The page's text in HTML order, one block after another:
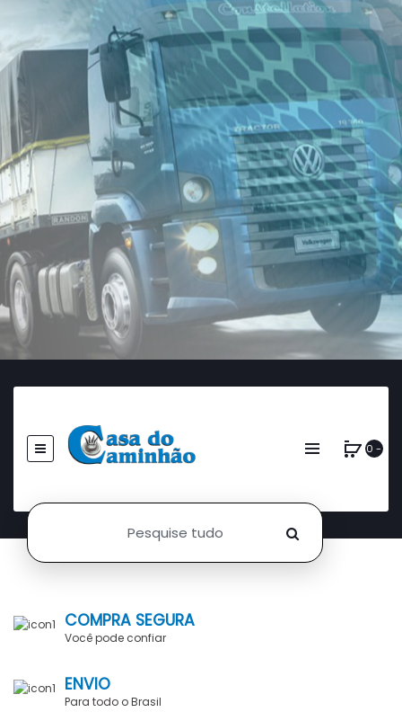
0 -
COMPRA SEGURA
Você pode confiar
ENVIO
Para todo o Brasil